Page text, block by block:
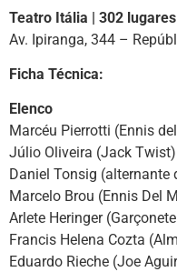
Teatro Itália | 302
Av. Ipiranga, 344 –
Ficha Técnica:
Elenco
Marcéu Pierrotti (Ennis
Júlio Oliveira (Jack
Daniel Tonsig (alternante
Marcelo Brou (Ennis Del
Arlete Heringer
Francis Helena Cozta
Eduardo Rieche (Joe